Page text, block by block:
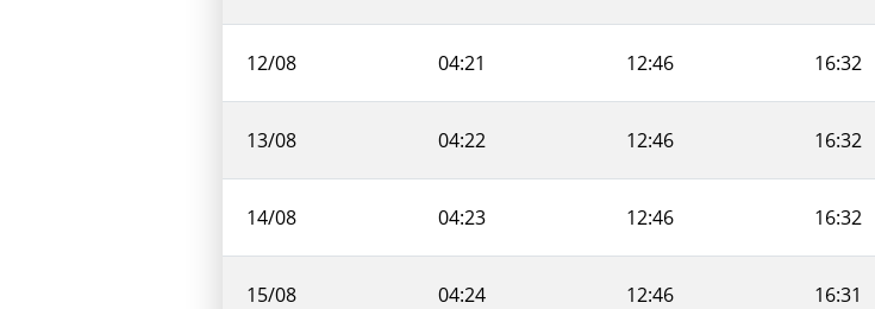
12/08 04:21 12:46 16:32
13/08 04:22 12:46 16:32
14/08 04:23 12:46 16:32
15/08 04:24 12:46 16:31